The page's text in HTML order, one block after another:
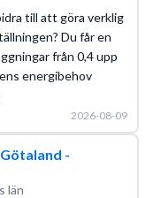
till att göra verklig
Du får en
från 0,4 upp
energibehov
2026-08-09
-
län